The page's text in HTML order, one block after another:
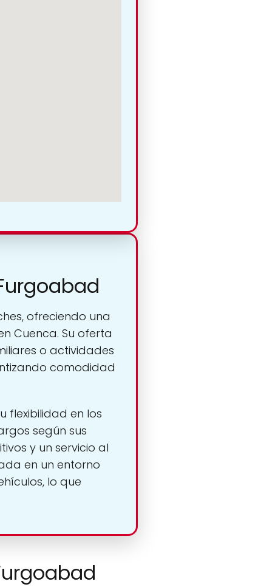
ofreciendo una
Cuenca. Su oferta
o actividades
comodidad
flexibilidad en los
según sus
y un servicio al
en un entorno
lo que